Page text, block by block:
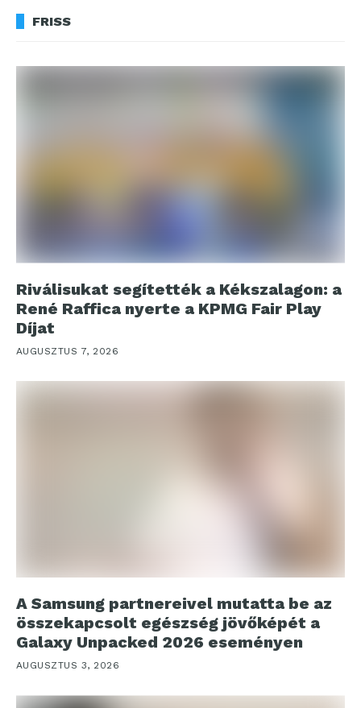
FRISS
Riválisukat segítették a Kékszalagon: a
René Raffica nyerte a KPMG Fair Play
Díjat
AUGUSZTUS 7, 2026
A Samsung partnereivel mutatta be az
összekapcsolt egészség jövőképét a
Galaxy Unpacked 2026 eseményen
AUGUSZTUS 3, 2026